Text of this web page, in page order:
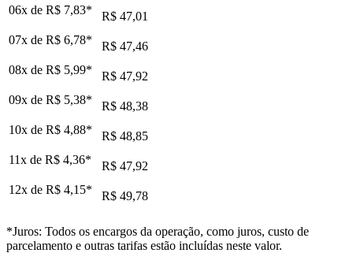
06x de R$ 7,83*
R$ 47,01
07x de R$ 6,78*
R$ 47,46
08x de R$ 5,99*
R$ 47,92
09x de R$ 5,38*
R$ 48,38
10x de R$ 4,88*
R$ 48,85
11x de R$ 4,36*
R$ 47,92
12x de R$ 4,15* R$ 49,78
*Juros: Todos os encargos da operação, como juros, custo de
parcelamento e outras tarifas estão incluídas neste valor.